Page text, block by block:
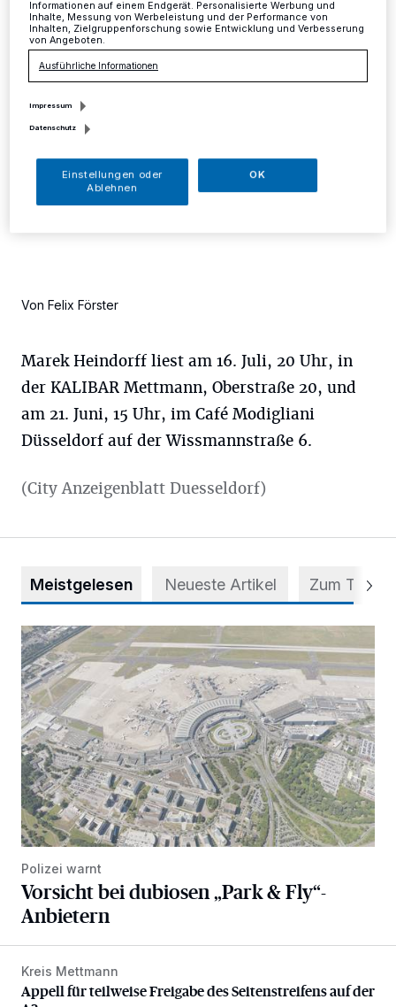
seinem Roman "Das Leben ist Brosig". Ein Buch, voll
gespickt mit skurrilen, lustigen und mitunter
tiefgründigen Geschichten, stets pulsierend im Takt
lauter Musik, voll von junger und wilder Romantik.
Von Felix Förster
Marek Heindorff liest am 16. Juli, 20 Uhr, in
der KALIBAR Mettmann, Oberstraße 20, und
am 21. Juni, 15 Uhr, im Café Modigliani
Düsseldorf auf der Wissmannstraße 6.
(City Anzeigenblatt Duesseldorf)
Meistgelesen Neueste Artikel Zum Thema
Vorsicht bei dubiosen „Park & Fly“-Anbietern
Polizei warnt
Vorsicht bei dubiosen „Park & Fly“-
Anbietern
Appell für teilweise Freigabe des Seitenstreifens auf der A3
Kreis Mettmann
Appell für teilweise Freigabe des Seitenstreifens auf der
Informationen auf einem Endgerät. Personalisierte Werbung und
Inhalte, Messung von Werbeleistung und der Performance von
Inhalten, Zielgruppenforschung sowie Entwicklung und Verbesserung
von Angeboten.
Ausführliche Informationen
Impressum
Datenschutz
Einstellungen oder
Ablehnen
OK